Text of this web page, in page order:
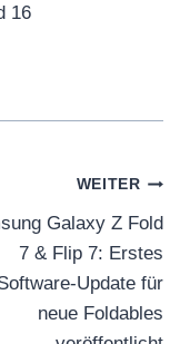
16
WEITER
Galaxy Z Fold
7 & Flip 7: Erstes
Update für
neue Foldables